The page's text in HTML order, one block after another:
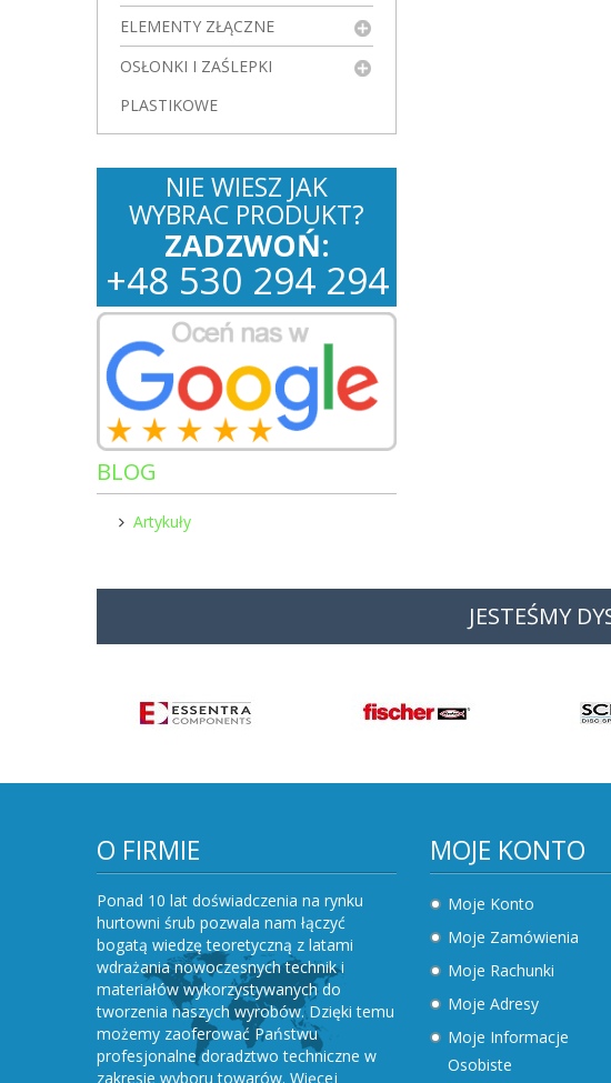
ELEMENTY ZŁĄCZNE
OSŁONKI I ZAŚLEPKI
PLASTIKOWE
NIE WIESZ JAK
WYBRAC PRODUKT?
ZADZWOŃ:
+48 530 294 294
BLOG
Artykuły
JESTEŚMY
O FIRMIE
Ponad 10 lat doświadczenia na rynku
hurtowni śrub pozwala nam łączyć
bogatą wiedzę teoretyczną z latami
wdrażania nowoczesnych technik i
materiałów wykorzystywanych do
tworzenia naszych wyrobów. Dzięki temu
możemy zaoferować Państwu
profesjonalne doradztwo techniczne w
zakresie wyboru towarów. Więcej
MOJE KONTO
Moje Konto
Moje Zamówienia
Moje Rachunki
Moje Adresy
Moje Informacje
Osobiste